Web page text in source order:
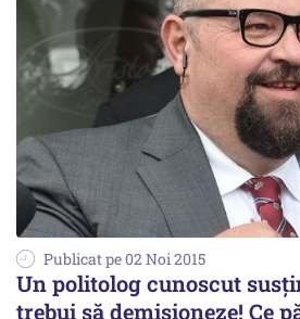
Publicat pe 02 Noi 2015
Un politolog cunoscut
trebui să demisioneze! Ce